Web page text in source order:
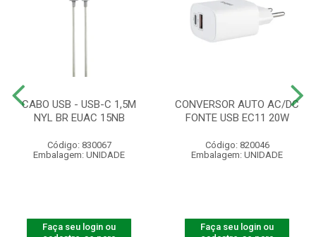
CABO USB - USB-C 1,5M
NYL BR EUAC 15NB
Código: 830067
Embalagem: UNIDADE
Faça seu login ou
CONVERSOR AUTO AC/DC
FONTE USB EC11 20W
Código: 820046
Embalagem: UNIDADE
Faça seu login ou